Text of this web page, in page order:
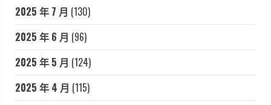
2025 年 7 月 (130)
2025 年 6 月 (96)
2025 年 5 月 (124)
2025 年 4 月 (115)